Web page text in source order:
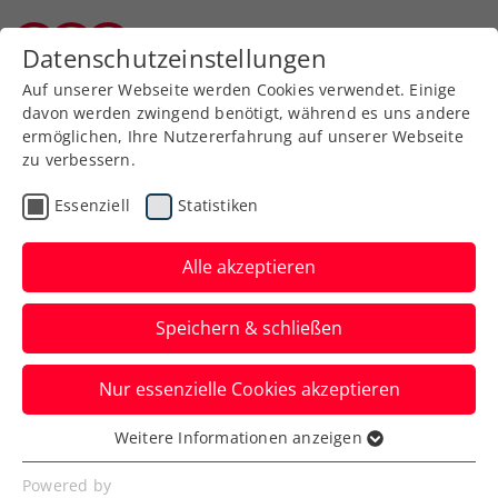
Zurück zur Newsübersicht
Turniere
ITF Nottingham: Paszek
kämpft sich ins nächste
Halbfinale
Österreichs Nummer drei spielt damit in
Großbritannien am Samstag um den
Finaleinzug.
Verfasst von: Manuel Wachta, 03.05.2024
Datenschutzeinstellungen
Auf unserer Webseite werden Cookies verwendet. Einige
davon werden zwingend benötigt, während es uns andere
ermöglichen, Ihre Nutzererfahrung auf unserer Webseite
zu verbessern.
Essenziell Statistiken
Alle akzeptieren
Speichern & schließen
Nur essenzielle Cookies akzeptieren
Essenziell
Essenzielle Cookies werden für grundlegende
Weitere Informationen anzeigen
Powered by